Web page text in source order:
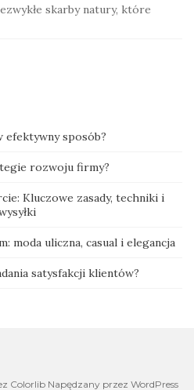
skarby natury, które
efektywny sposób?
rozwoju firmy?
Kluczowe zasady, techniki i
moda uliczna, casual i elegancja
satysfakcji klientów?
Colorlib Napędzany przez WordPress